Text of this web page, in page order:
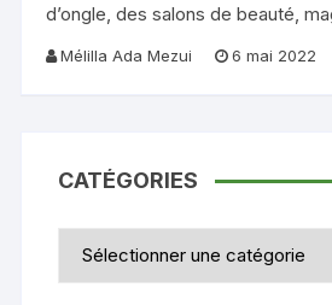
d’ongle, des salons de beauté,
Mélilla Ada Mezui 6 mai 2022
CATÉGORIES